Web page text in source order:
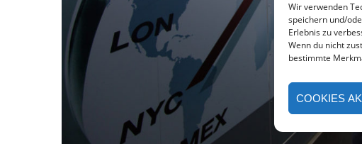
Wir verwenden
speichern und/
Erlebnis zu
Wenn du nicht
bestimmte
COOKIES